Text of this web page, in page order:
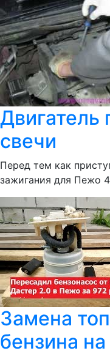
Двигатель
свечи
Перед тем как
зажигания для Пежо
Замена
бензина